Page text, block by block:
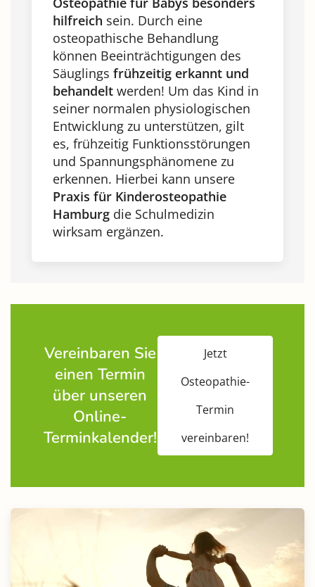
hilfreich sein. Durch eine
osteopathische Behandlung
können Beeinträchtigungen des
Säuglings frühzeitig erkannt und
behandelt werden! Um das Kind in
seiner normalen physiologischen
Entwicklung zu unterstützen, gilt
es, frühzeitig Funktionsstörungen
und Spannungsphänomene zu
erkennen. Hierbei kann unsere
Praxis für Kinderosteopathie
Hamburg die Schulmedizin
wirksam ergänzen.
Vereinbaren Sie
einen Termin
über unseren
Online-
Terminkalender!
Jetzt
Osteopathie-
Termin
vereinbaren!